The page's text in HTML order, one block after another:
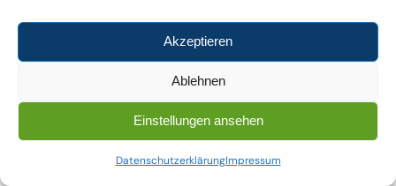
Akzeptieren
Ablehnen
Einstellungen ansehen
DatenschutzerklärungImpressum